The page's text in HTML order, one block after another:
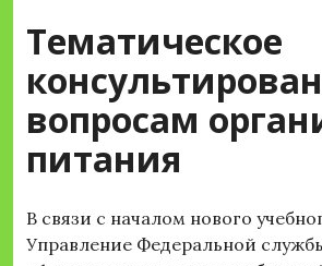
Тематическое
вопросам
питания
В связи с началом нового
Управление Федеральной